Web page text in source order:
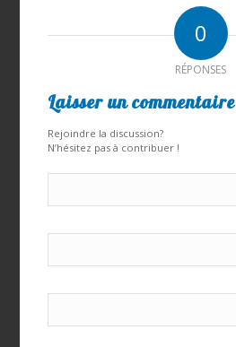
0
RÉPONSES
Laisser un commentaire
Rejoindre la discussion?
N’hésitez pas à contribuer !